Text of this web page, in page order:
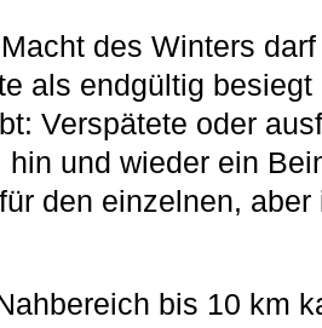
des Winters
als endgültig
Verspätete oder
hin und wieder ein
den einzelnen,
bis 10 km